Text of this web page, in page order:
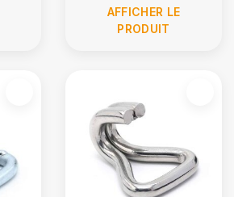
AFFICHER LE
PRODUIT